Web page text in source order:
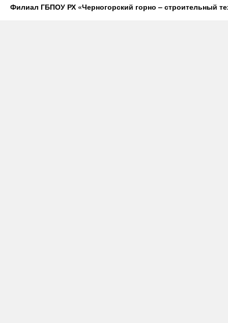
Филиал ГБПОУ РХ «Черногорский горно – строительный